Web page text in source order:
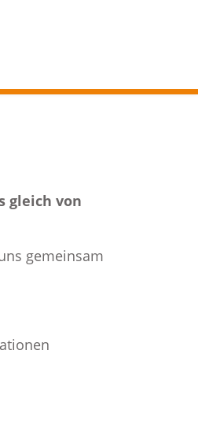
gleich von
gemeinsam